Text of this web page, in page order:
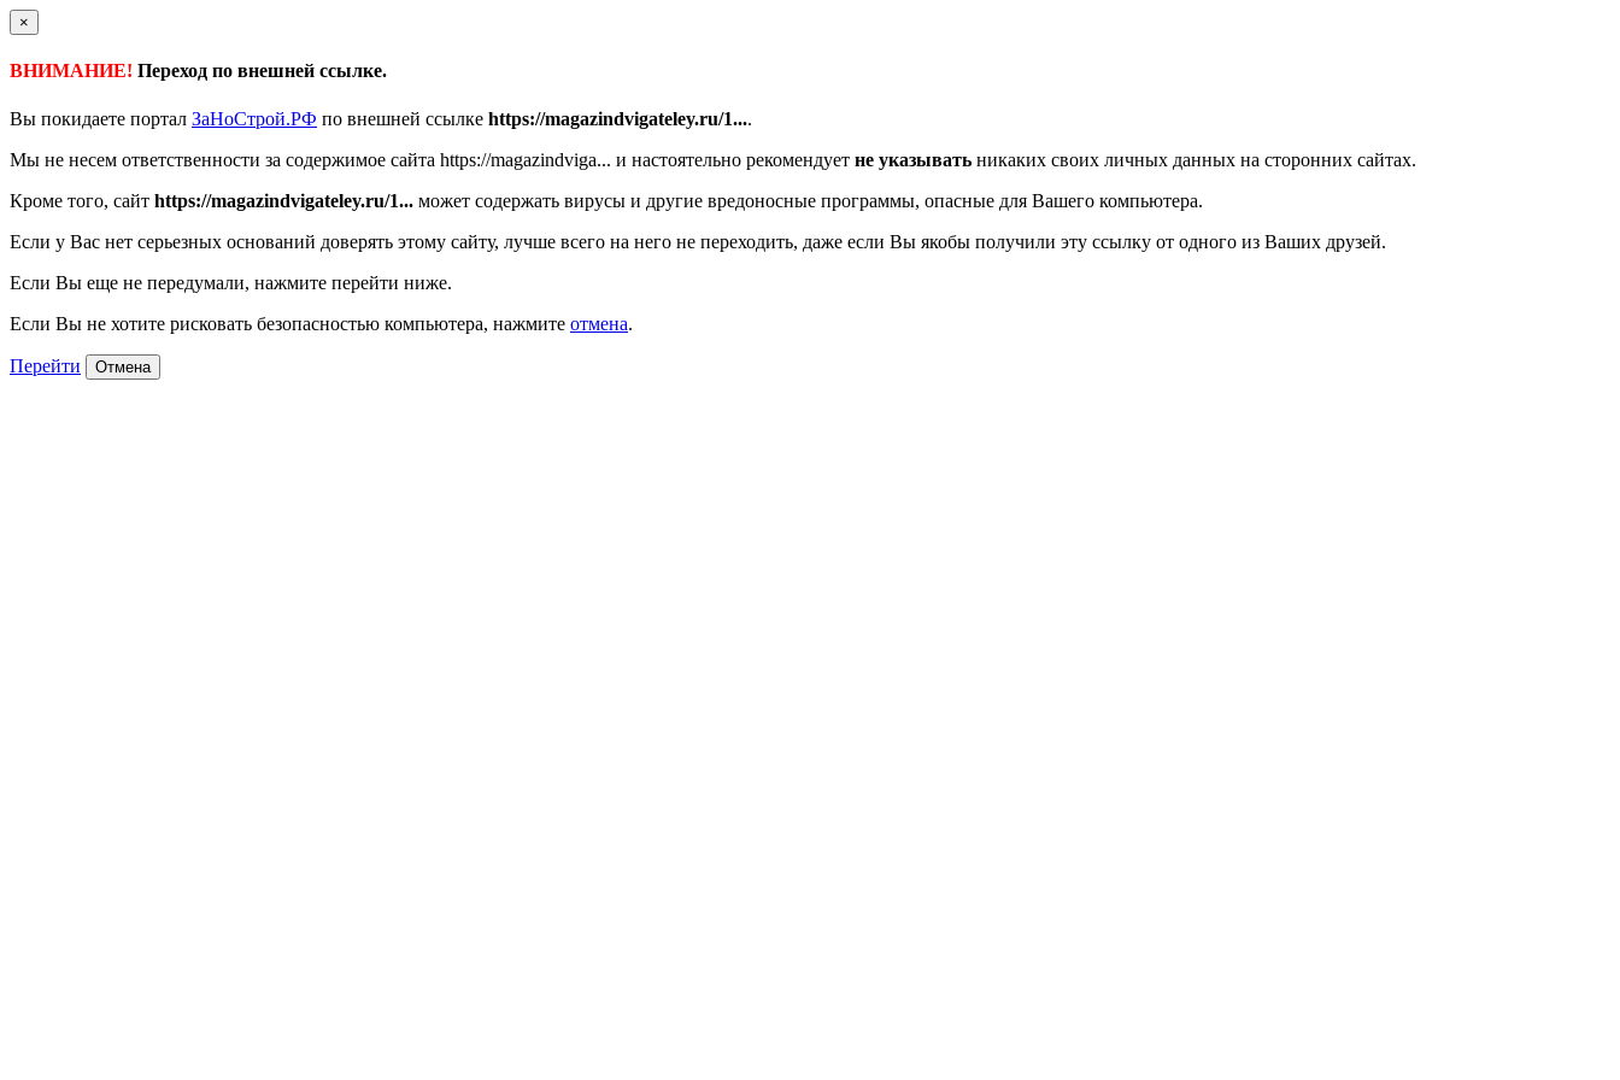
×
ВНИМАНИЕ! Переход по внешней ссылке.
Вы покидаете портал ЗаНоСтрой.РФ по внешней ссылке https://magazindvigateley.ru/1....
Мы не несем ответственности за содержимое сайта https://magazindviga... и настоятельно рекомендует не указывать никаких своих личных данных на сторонних сайтах.
Кроме того, сайт https://magazindvigateley.ru/1... может содержать вирусы и другие вредоносные программы, опасные для Вашего компьютера.
Если у Вас нет серьезных оснований доверять этому сайту, лучше всего на него не переходить, даже если Вы якобы получили эту ссылку от одного из Ваших друзей.
Если Вы еще не передумали, нажмите перейти ниже.
Если Вы не хотите рисковать безопасностью компьютера, нажмите отмена.
Перейти Отмена